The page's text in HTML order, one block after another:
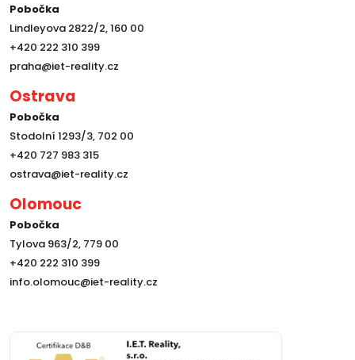
Pobočka
Lindleyova 2822/2, 160 00
+420 222 310 399
praha@iet-reality.cz
Ostrava
Pobočka
Stodolní 1293/3, 702 00
+420 727 983 315
ostrava@iet-reality.cz
Olomouc
Pobočka
Tylova 963/2, 779 00
+420 222 310 399
info.olomouc@iet-reality.cz